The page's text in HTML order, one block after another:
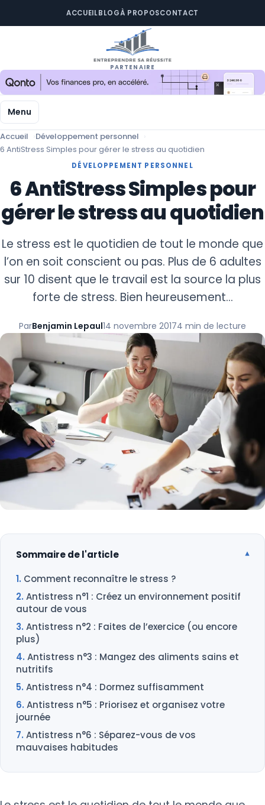
ACCUEILBLOGÀ PROPOSCONTACT
PARTENAIRE
Menu
Accueil
Développement personnel
6 AntiStress Simples pour gérer le stress au quotidien
DÉVELOPPEMENT PERSONNEL
6 AntiStress Simples pour
gérer le stress au quotidien
Le stress est le quotidien de tout le monde que
l’on en soit conscient ou pas. Plus de 6 adultes
sur 10 disent que le travail est la source la plus
forte de stress. Bien heureusement…
ParBenjamin Lepaul14 novembre 20174 min de lecture
Sommaire de l'article
Comment reconnaître le stress ?
Antistress n°1 : Créez un environnement positif
autour de vous
Antistress n°2 : Faites de l’exercice (ou encore
plus)
Antistress n°3 : Mangez des aliments sains et
nutritifs
Antistress n°4 : Dormez suffisamment
Antistress n°5 : Priorisez et organisez votre
journée
Antistress n°6 : Séparez-vous de vos
mauvaises habitudes